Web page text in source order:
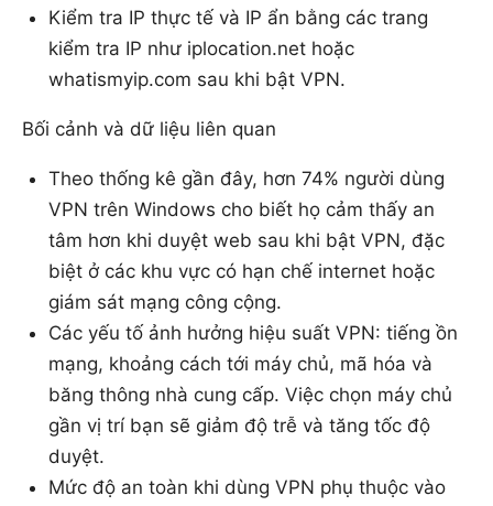
Kiểm tra IP thực tế và IP ẩn bằng các trang
kiểm tra IP như iplocation.net hoặc
whatismyip.com sau khi bật VPN.
Bối cảnh và dữ liệu liên quan
Theo thống kê gần đây, hơn 74% người dùng
VPN trên Windows cho biết họ cảm thấy an
tâm hơn khi duyệt web sau khi bật VPN, đặc
biệt ở các khu vực có hạn chế internet hoặc
giám sát mạng công cộng.
Các yếu tố ảnh hưởng hiệu suất VPN: tiếng ồn
mạng, khoảng cách tới máy chủ, mã hóa và
băng thông nhà cung cấp. Việc chọn máy chủ
gần vị trí bạn sẽ giảm độ trễ và tăng tốc độ
duyệt.
Mức độ an toàn khi dùng VPN phụ thuộc vào